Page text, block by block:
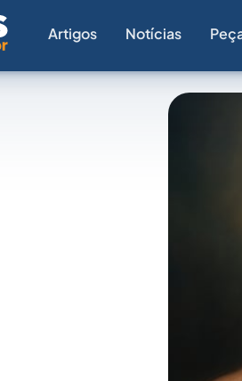
Artigos Notícias